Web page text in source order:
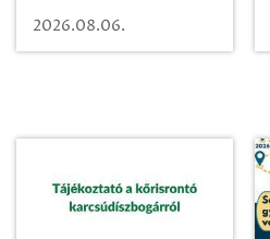
2026.08.06.